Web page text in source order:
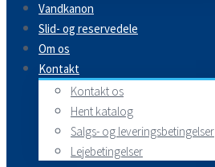
Vandkanon
Slid- og reservedele
Om os
Kontakt
Kontakt os
Hent katalog
Salgs- og leveringsbetingelser
Lejebetingelser